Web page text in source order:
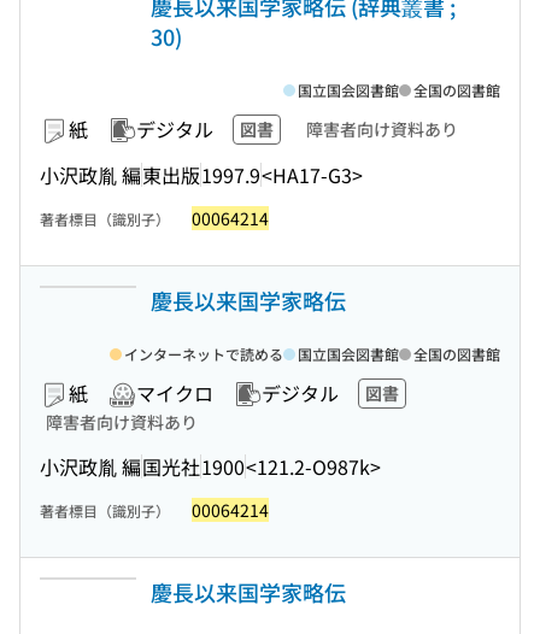
30)
紙 デジタル 図書 障害者向け資料あり
小沢政胤 編東出版1997.9<HA17-G3>
国立国会図書館 全国の図書館
著者標目（識別子） 00064214
慶長以来国学家略伝
紙 マイクロ デジタル
図書
障害者向け資料あり
小沢政胤 編国光社1900<121.2-O987k>
インターネットで読める 国立国会図書館 全国の図書館
著者標目（識別子） 00064214
慶長以来国学家略伝